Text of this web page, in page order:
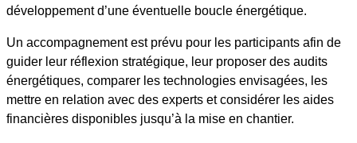
développement d’une éventuelle boucle énergétique.
Un accompagnement est prévu pour les participants afin de
guider leur réflexion stratégique, leur proposer des audits
énergétiques, comparer les technologies envisagées, les
mettre en relation avec des experts et considérer les aides
financières disponibles jusqu’à la mise en chantier.